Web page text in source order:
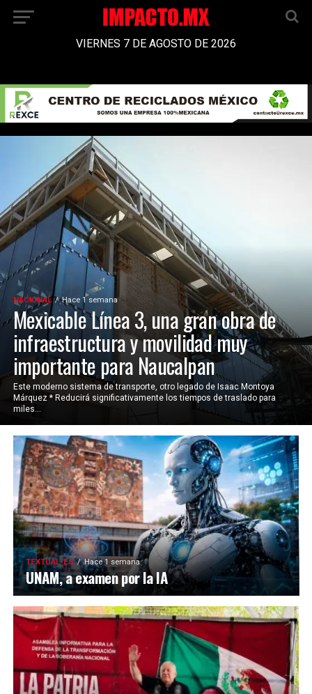
VIERNES 7 DE AGOSTO DE 2026
NACIONAL Hace 1 semana
Mexicable Línea 3, una gran obra de
infraestructura y movilidad muy
importante para Naucalpan
Este moderno sistema de transporte, otro legado de Isaac Montoya
Márquez * Reducirá significativamente los tiempos de traslado para
miles...
TEXTUAL-ES Hace 1 semana
UNAM, a examen por la IA